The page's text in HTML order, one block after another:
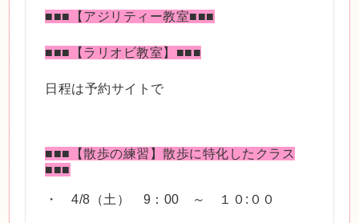
■■■【アジリティー教室■■■
■■■【ラリオビ教室】■■■
日程は予約サイトで
■■■【散歩の練習】散歩に特化したクラス
■■■
・ 4/8（土） 9：00 ～ １０:００